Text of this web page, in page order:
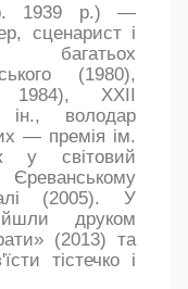
1939 р.) —
сценарист і
багатьох
(1980),
1984), ХХІІ
ін., володар
— премія ім.
у світовий
(2005). У
друком
(2013) та
тістечко і